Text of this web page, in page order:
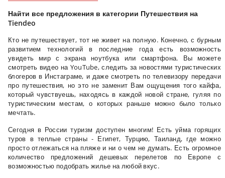
Найти все предложения в категории Путешествия на
Tiendeo
Кто не путешествует, тот не живет на полную. Конечно, с бурным
развитием технологий в последние года есть возможность
увидеть мир с экрана ноутбука или смартфона. Вы можете
смотреть видео на YouTube, следить за новостями туристических
блогеров в Инстаграме, и даже смотреть по телевизору передачи
про путешествия, но это не заменит Вам ощущения того кайфа,
который чувствуешь, находясь в каждой новой стране, гуляя по
туристическим местам, о которых раньше можно было только
мечтать.
Сегодня в России туризм доступен многим! Есть уйма горящих
туров в теплые страны - Египет, Турцию, Таиланд, где можно
просто отлежаться на пляже и ни о чем не думать. Есть огромное
количество предложений дешевых перелетов по Европе с
возможностью подобрать жилье на любой вкус.